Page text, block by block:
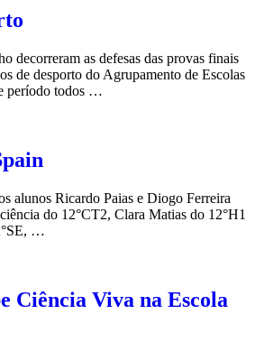
decorreram as defesas das provas finais
de desporto do Agrupamento de Escolas
período todos …
alunos Ricardo Paias e Diogo Ferreira
do 12°CT2, Clara Matias do 12°H1
…
Ciência Viva na Escola